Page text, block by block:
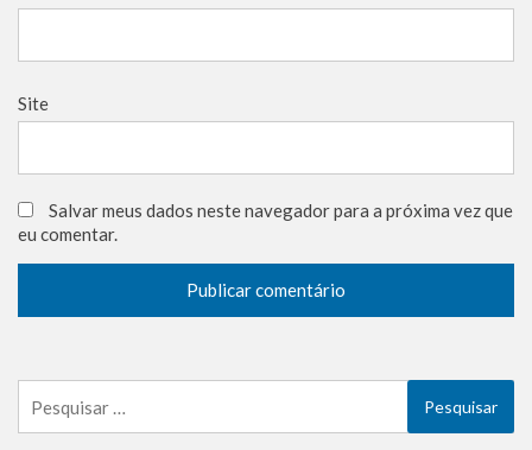
Site
Salvar meus dados neste navegador para a próxima vez que
eu comentar.
por: